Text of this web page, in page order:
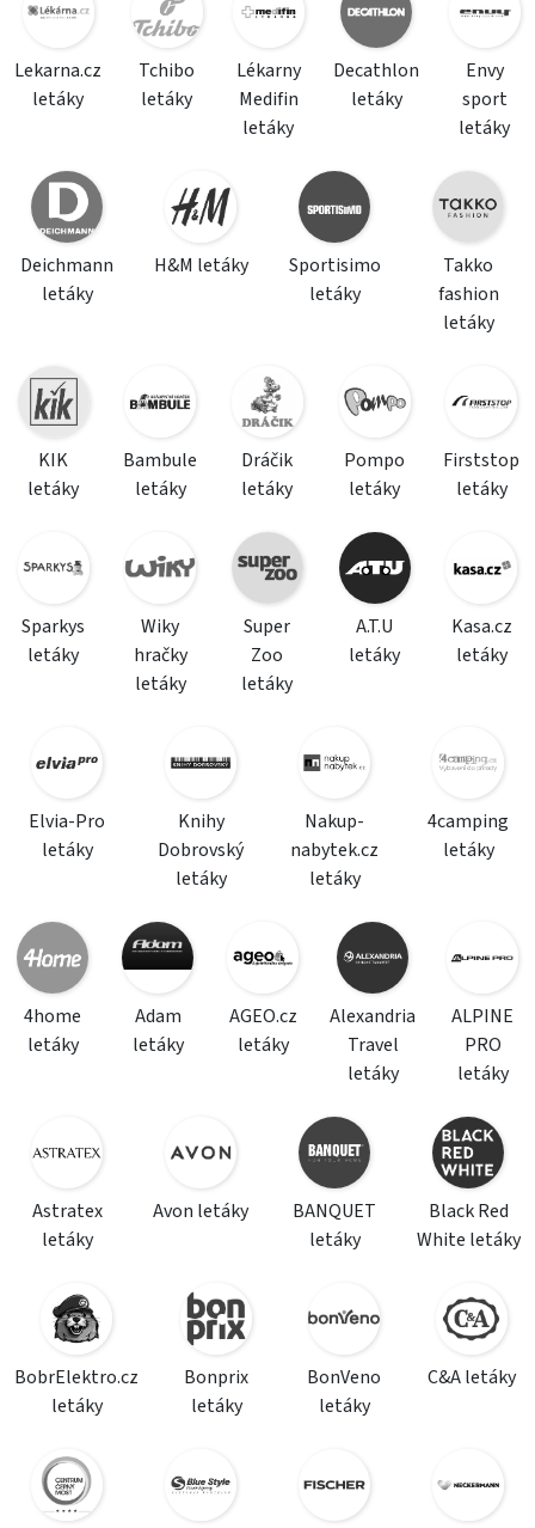
Lekarna.cz
letáky
Tchibo
letáky
Lékarny
Medifin
letáky
Decathlon
letáky
Envy
sport
letáky
Deichmann
letáky
H&M letáky
Sportisimo
letáky
Takko
fashion
letáky
KIK
letáky
Bambule
letáky
Dráčik
letáky
Pompo
letáky
Firststop
letáky
Sparkys
letáky
Wiky
hračky
letáky
Super
Zoo
letáky
A.T.U
letáky
Kasa.cz
letáky
Elvia-Pro
letáky
Knihy
Dobrovský
letáky
Nakup-
nabytek.cz
letáky
4camping
letáky
4home
letáky
Adam
letáky
AGEO.cz
letáky
Alexandria
Travel
letáky
ALPINE
PRO
letáky
Astratex
letáky
Avon letáky
BANQUET
letáky
Black Red
White letáky
BobrElektro.cz
letáky
Bonprix
letáky
BonVeno
letáky
C&A letáky